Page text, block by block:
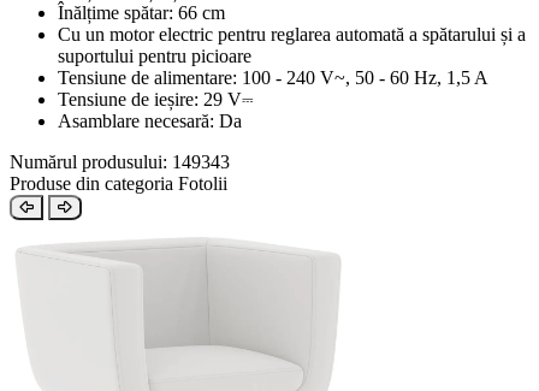
Înălțime spătar: 66 cm
Cu un motor electric pentru reglarea automată a spătarului și a
suportului pentru picioare
Tensiune de alimentare: 100 - 240 V~, 50 - 60 Hz, 1,5 A
Tensiune de ieșire: 29 V⎓
Asamblare necesară: Da
Numărul produsului: 149343
Produse din categoria Fotolii